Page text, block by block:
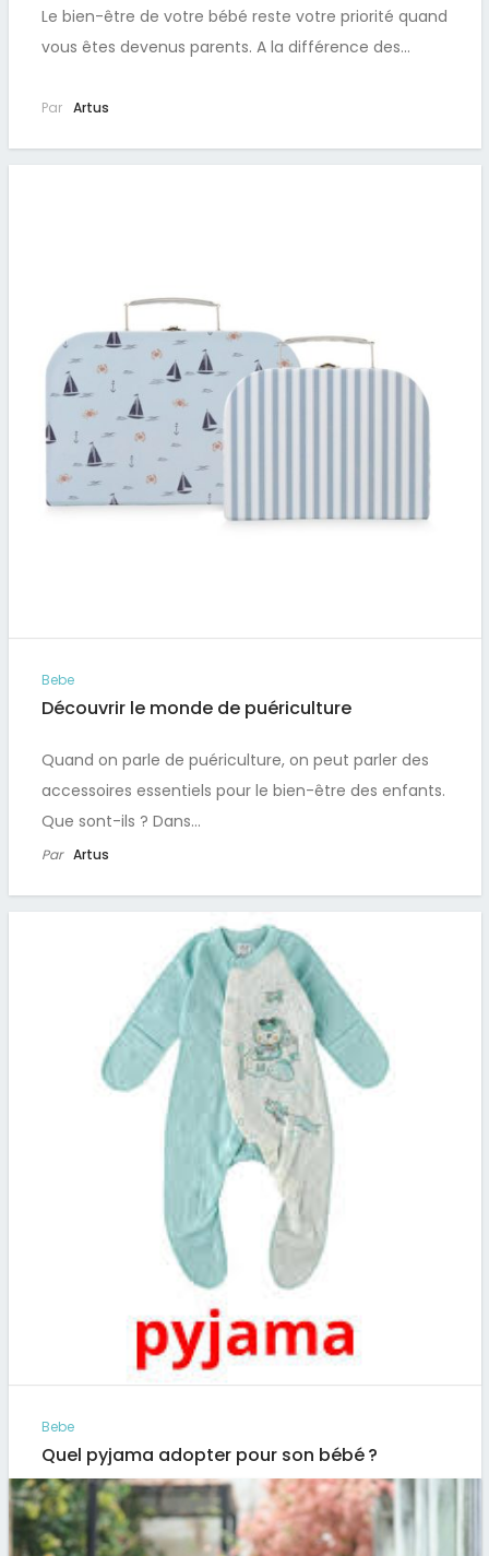
Le bien-être de votre bébé reste votre priorité quand
vous êtes devenus parents. A la différence des…
Par Artus
Bebe
Découvrir le monde de puériculture
Quand on parle de puériculture, on peut parler des
accessoires essentiels pour le bien-être des enfants.
Que sont-ils ? Dans…
Par Artus
Bebe
Quel pyjama adopter pour son bébé ?
Qui dit pyjama , dit un bon confort pour passer la
nuit. Même pour un bébé, il est important que…